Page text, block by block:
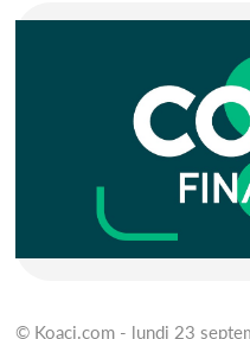
© Koaci.com - lundi 23